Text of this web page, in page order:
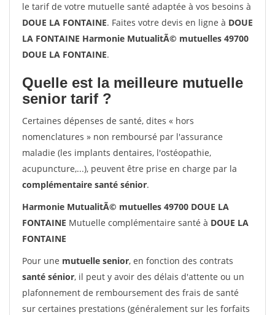
le tarif de votre mutuelle santé adaptée à vos besoins à
DOUE LA FONTAINE. Faites votre devis en ligne à DOUE
LA FONTAINE Harmonie MutualitÃ© mutuelles 49700
DOUE LA FONTAINE.
Quelle est la meilleure mutuelle
senior tarif ?
Certaines dépenses de santé, dites « hors
nomenclatures » non remboursé par l'assurance
maladie (les implants dentaires, l'ostéopathie,
acupuncture,...), peuvent être prise en charge par la
complémentaire santé sénior.
Harmonie MutualitÃ© mutuelles 49700 DOUE LA
FONTAINE Mutuelle complémentaire santé à DOUE LA
FONTAINE
Pour une mutuelle senior, en fonction des contrats
santé sénior, il peut y avoir des délais d'attente ou un
plafonnement de remboursement des frais de santé
sur certaines prestations (généralement sur les forfaits